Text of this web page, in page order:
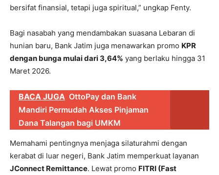
bersifat finansial, tetapi juga spiritual,” ungkap Fenty.
Bagi nasabah yang mendambakan suasana Lebaran di
hunian baru, Bank Jatim juga menawarkan promo KPR
dengan bunga mulai dari 3,64% yang berlaku hingga 31
Maret 2026.
BACA JUGA OttoPay dan Bank
Mandiri Permudah Akses Pinjaman
Dana Talangan bagi UMKM
Memahami pentingnya menjaga silaturahmi dengan
kerabat di luar negeri, Bank Jatim memperkuat layanan
JConnect Remittance. Lewat promo FITRI (Fast